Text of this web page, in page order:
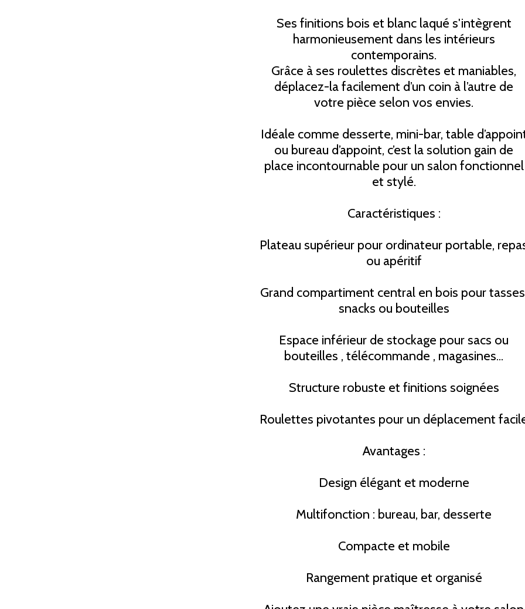
Ses finitions bois et blanc laqué s'intègrent
harmonieusement dans les intérieurs
contemporains.
Grâce à ses roulettes discrètes et maniables,
déplacez-la facilement d’un coin à l’autre de
votre pièce selon vos envies.
Idéale comme desserte, mini-bar, table
ou bureau d’appoint, c’est la solution gain de
place incontournable pour un salon fonctionnel
et stylé.
Caractéristiques :
Plateau supérieur pour ordinateur portable,
ou apéritif
Grand compartiment central en bois pour
snacks ou bouteilles
Espace inférieur de stockage pour sacs ou
bouteilles , télécommande , magasines...
Structure robuste et finitions soignées
Roulettes pivotantes pour un déplacement
Avantages :
Design élégant et moderne
Multifonction : bureau, bar, desserte
Compacte et mobile
Rangement pratique et organisé